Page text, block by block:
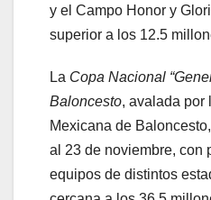
y el Campo Honor y
superior a los 12.5
La Copa Nacional
Baloncesto, avalada por
Mexicana de
al 23 de noviembre, con
equipos de distintos